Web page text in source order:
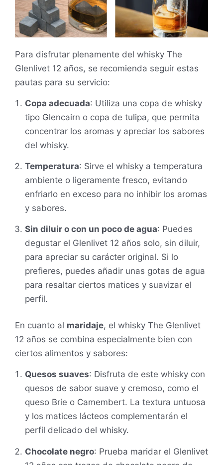
Para disfrutar plenamente del whisky The
Glenlivet 12 años, se recomienda seguir estas
pautas para su servicio:
Copa adecuada: Utiliza una copa de whisky
tipo Glencairn o copa de tulipa, que permita
concentrar los aromas y apreciar los sabores
del whisky.
Temperatura: Sirve el whisky a temperatura
ambiente o ligeramente fresco, evitando
enfriarlo en exceso para no inhibir los aromas
y sabores.
Sin diluir o con un poco de agua: Puedes
degustar el Glenlivet 12 años solo, sin diluir,
para apreciar su carácter original. Si lo
prefieres, puedes añadir unas gotas de agua
para resaltar ciertos matices y suavizar el
perfil.
En cuanto al maridaje, el whisky The Glenlivet
12 años se combina especialmente bien con
ciertos alimentos y sabores:
Quesos suaves: Disfruta de este whisky con
quesos de sabor suave y cremoso, como el
queso Brie o Camembert. La textura untuosa
y los matices lácteos complementarán el
perfil delicado del whisky.
Chocolate negro: Prueba maridar el Glenlivet